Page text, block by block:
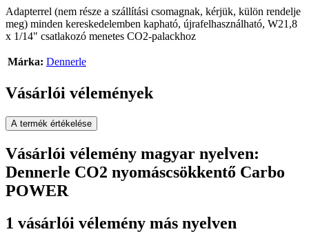
Adapterrel (nem része a szállítási csomagnak, kérjük, külön rendelje
meg) minden kereskedelemben kapható, újrafelhasználható, W21,8
x 1/14" csatlakozó menetes CO2-palackhoz
Márka: Dennerle
Vásárlói vélemények
A termék értékelése
Vásárlói vélemény magyar nyelven:
Dennerle CO2 nyomáscsökkentő Carbo
POWER
1 vásárlói vélemény más nyelven